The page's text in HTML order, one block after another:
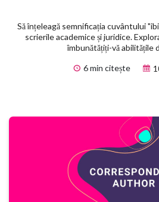
Să înțeleagă semnificația cuvântului
scrierile academice și juridice.
îmbunătățiți-vă abilitățile
6 min citește